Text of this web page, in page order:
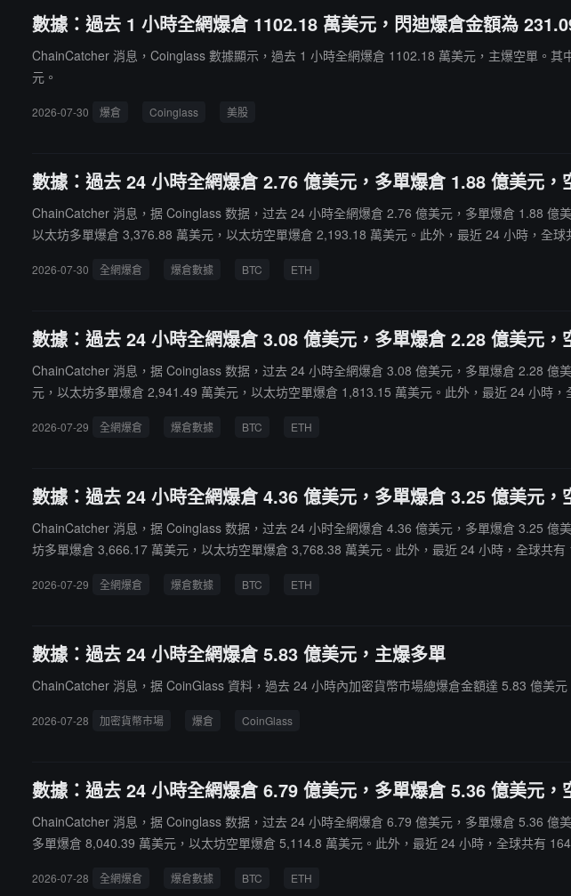
數據：過去 1 小時全網爆倉 1102.18 萬美元，閃迪爆倉金額為
ChainCatcher 消息，Coinglass 數據顯示，過去 1 小時全網爆倉 1102.18 萬美元，主爆空單。
元。
2026-07-30 爆倉 Coinglass 美股
數據：過去 24 小時全網爆倉 2.76 億美元，多單爆倉 1.88 億美元
ChainCatcher 消息，据 Coinglass 数据，过去 24 小時全網爆倉 2.76 億美元，多單爆倉 1.88
以太坊多單爆倉 3,376.88 萬美元，以太坊空單爆倉 2,193.18 萬美元。此外，最近 24 小時，全
2026-07-30 全網爆倉 爆倉數據 BTC ETH
數據：過去 24 小時全網爆倉 3.08 億美元，多單爆倉 2.28 億美元
ChainCatcher 消息，据 Coinglass 数据，过去 24 小時全網爆倉 3.08 億美元，多單爆倉 2.28
元，以太坊多單爆倉 2,941.49 萬美元，以太坊空單爆倉 1,813.15 萬美元。此外，最近 24 小時
2026-07-29 全網爆倉 爆倉數據 BTC ETH
數據：過去 24 小時全網爆倉 4.36 億美元，多單爆倉 3.25 億美元，
ChainCatcher 消息，据 Coinglass 数据，过去 24 小时全網爆倉 4.36 億美元，多單爆倉 3.25
坊多單爆倉 3,666.17 萬美元，以太坊空單爆倉 3,768.38 萬美元。此外，最近 24 小時，全球共
2026-07-29 全網爆倉 爆倉數據 BTC ETH
數據：過去 24 小時全網爆倉 5.83 億美元，主爆多單
ChainCatcher 消息，据 CoinGlass 資料，過去 24 小時內加密貨幣市場總爆倉金額達 5.83 億美
2026-07-28 加密貨幣市場 爆倉 CoinGlass
數據：過去 24 小時全網爆倉 6.79 億美元，多單爆倉 5.36 億美元，
ChainCatcher 消息，据 Coinglass 数据，过去 24 小時全網爆倉 6.79 億美元，多單爆倉 5.36
多單爆倉 8,040.39 萬美元，以太坊空單爆倉 5,114.8 萬美元。此外，最近 24 小時，全球共有
2026-07-28 全網爆倉 爆倉數據 BTC ETH